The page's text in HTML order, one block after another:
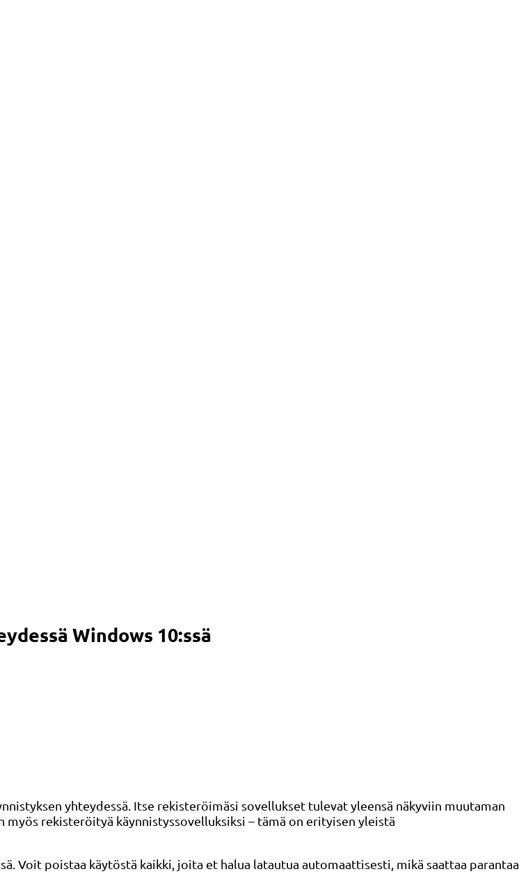
Windows 10:ssä
yhteydessä. Itse rekisteröimäsi sovellukset tulevat yleensä näkyviin muutaman
rekisteröityä käynnistyssovelluksiksi – tämä on erityisen yleistä
Voit poistaa käytöstä kaikki, joita et halua latautua automaattisesti, mikä saattaa parantaa